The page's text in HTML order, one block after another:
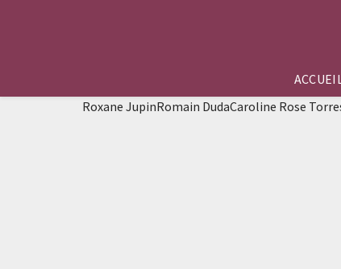
Roxane JupinRomain DudaCaroline Rose